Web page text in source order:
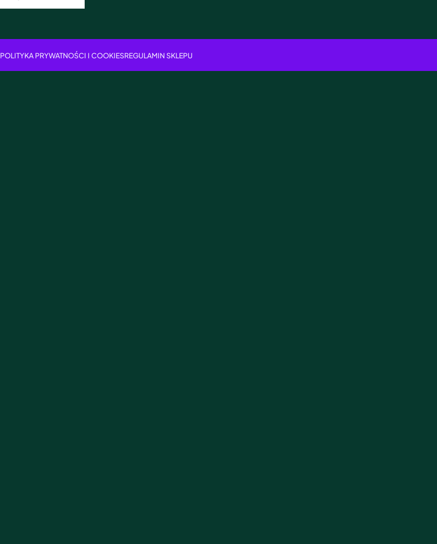
POLITYKA PRYWATNOŚCI I COOKIESREGULAMIN SKLEPU